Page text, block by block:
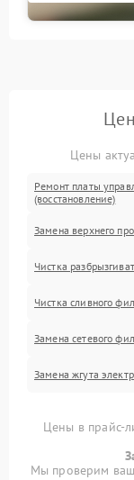
Цены
Ремонт платы
(восстановление)
Замена верхнего
Чистка
Чистка сливного
Замена сетевого
Замена жгута
Цены в прайс-
Мы проверим